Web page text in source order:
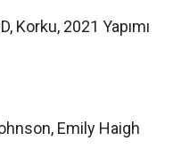
2021 Yapımı
Emily Haigh